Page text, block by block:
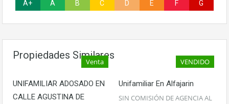
A+ A B C D E F G
Propiedades Similares
Venta
UNIFAMILIAR ADOSADO EN
CALLE AGUSTINA DE
VENDIDO
Unifamiliar En Alfajarin
SIN COMISIÓN DE AGENCIA AL